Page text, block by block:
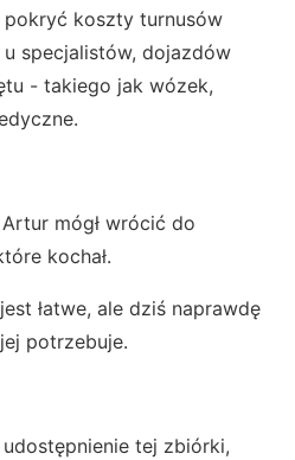
pokryć koszty turnusów
specjalistów, dojazdów
- takiego jak wózek,
mógł wrócić do
kochał.
łatwe, ale dziś naprawdę
potrzebuje.
tej zbiórki,